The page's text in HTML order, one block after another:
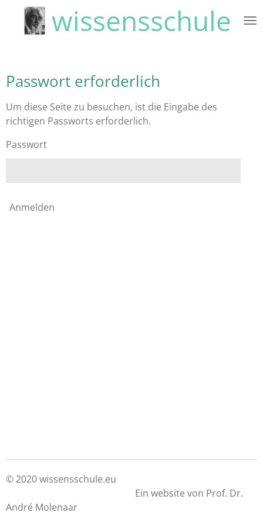
Zum
Hauptinhaltwissensschule
Passwort erforderlich
Um diese Seite zu besuchen, ist die Eingabe des
richtigen Passworts erforderlich.
Passwort
Anmelden
© 2020 wissensschule.eu
Ein website von Prof. Dr.
André Molenaar